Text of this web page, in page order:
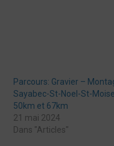
Parcours: Gravier –
Sayabec-St-Noel-St-
50km et 67km
21 mai 2024
Dans "Articles"